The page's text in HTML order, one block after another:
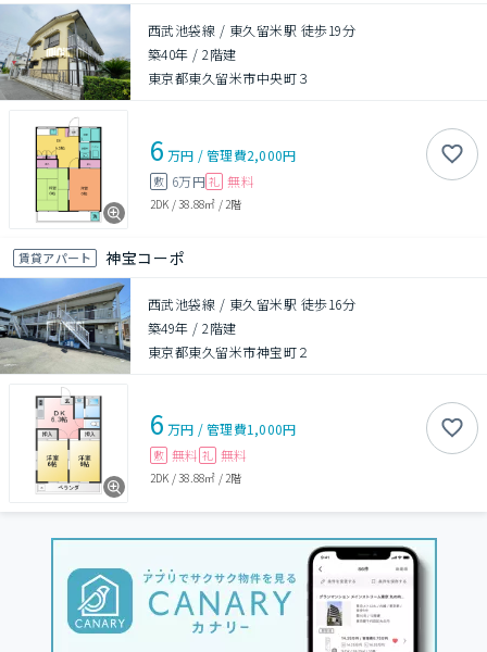
西武池袋線 / 東久留米駅 徒歩19分
築40年 /2階建
東京都東久留米市中央町３
6 万円 /管理費2,000円
敷 6万円 礼 無料
2DK /38.88㎡ / 2階
賃貸アパート 神宝コーポ
西武池袋線 / 東久留米駅 徒歩16分
築49年 /2階建
東京都東久留米市神宝町２
6 万円 /管理費1,000円
敷 無料 礼 無料
2DK /38.88㎡ / 2階